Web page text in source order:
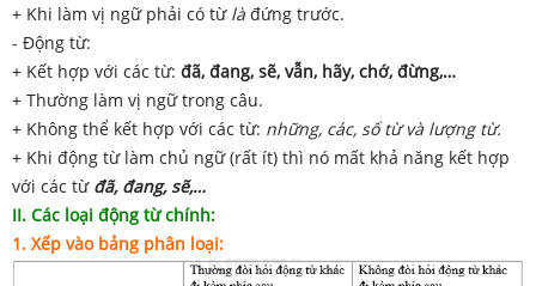
+ Khi làm vị ngữ phải có từlà đứng trước.
- Động từ:
+ Kết hợp với các từ: đã, đang, sẽ, vẫn, hãy, chớ, đừng,…
+ Thường làm vị ngữ trong câu.
+ Không thể kết hợp với các từ: những, các, số từ và lượng từ.
+ Khi động từ làm chủ ngữ (rất ít) thì nó mất khả năng kết hợp
với các từ đã, đang, sẽ,…
II. Các loại động từ chính:
1. Xếp vào bảng phân loại: